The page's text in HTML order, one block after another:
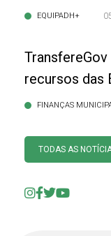
EQUIPADH+
recursos das
FINANÇAS
TODAS AS